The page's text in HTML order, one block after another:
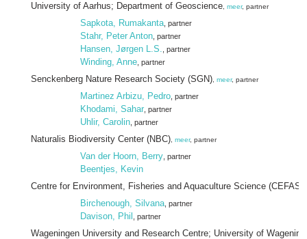
University of Aarhus; Department of Geoscience meer, partner
Sapkota, Rumakanta , partner
Stahr, Peter Anton , partner
Hansen, Jørgen L.S. , partner
Winding, Anne , partner
Senckenberg Nature Research Society (SGN) meer, partner
Martinez Arbizu, Pedro , partner
Khodami, Sahar , partner
Uhlir, Carolin , partner
Naturalis Biodiversity Center (NBC) meer, partner
Van der Hoorn, Berry , partner
Beentjes, Kevin
Centre for Environment, Fisheries and Aquaculture Science (CEFAS)
Birchenough, Silvana , partner
Davison, Phil , partner
Wageningen University and Research Centre; University of